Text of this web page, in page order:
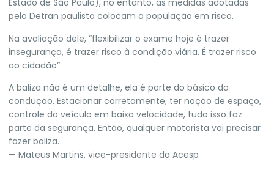
Estado de São Paulo), no entanto, as medidas adotadas
pelo Detran paulista colocam a população em risco.
Na avaliação dele, “flexibilizar o exame hoje é trazer
insegurança, é trazer risco à condição viária. É trazer risco
ao cidadão”.
A baliza não é um detalhe, ela é parte do básico da
condução. Estacionar corretamente, ter noção de espaço,
controle do veículo em baixa velocidade, tudo isso faz
parte da segurança. Então, qualquer motorista vai precisar
fazer baliza.
— Mateus Martins, vice-presidente da Acesp